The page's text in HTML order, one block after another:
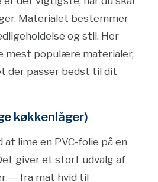
Materialet bestemmer
og stil. Her
mest populære materialer,
der passer bedst til dit
køkkenlåger)
at lime en PVC-folie på en
giver et stort udvalg af
— fra mat hvid til